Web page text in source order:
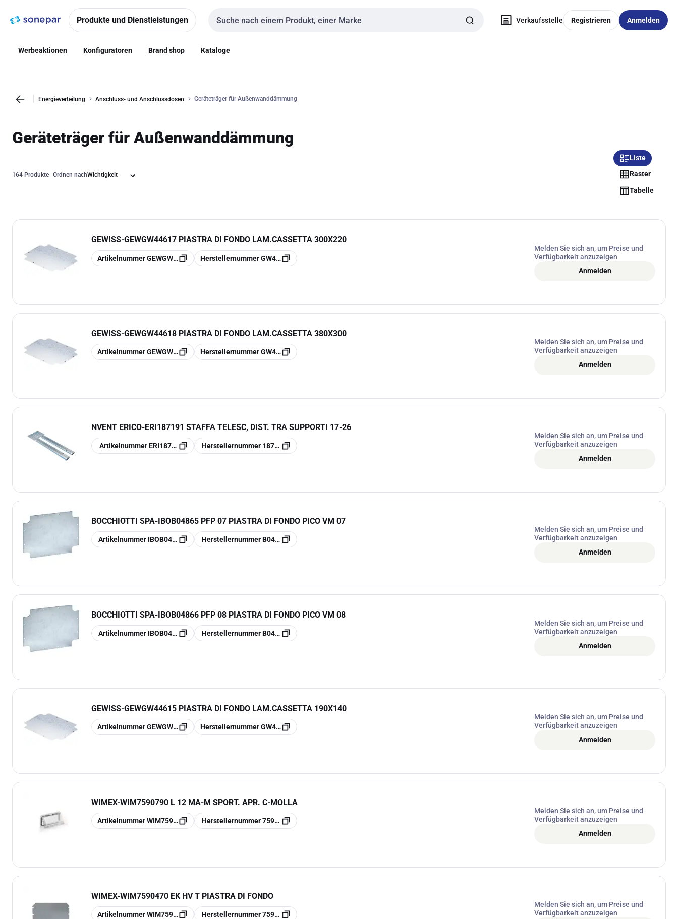
NavigationInhalt
Produkte und Dienstleistungen
Sucheingabe
Verkaufsstelle Registrieren Anmelden
Werbeaktionen Konfiguratoren Brand shop Kataloge
Energieverteilung Anschluss- und Anschlussdosen Geräteträger für Außenwanddämmung
Geräteträger für Außenwanddämmung
164 Produkte Ordnen nach
Liste
Raster
Tabelle
GEWISS-GEWGW44617 PIASTRA DI FONDO LAM.CASSETTA 300X220
Kopieren
ArtikelnummerGEWGW44617 Kopieren
HerstellernummerGW44617
Melden Sie sich an, um Preise und
Verfügbarkeit anzuzeigen
Anmelden
GEWISS-GEWGW44618 PIASTRA DI FONDO LAM.CASSETTA 380X300
Kopieren
ArtikelnummerGEWGW44618 Kopieren
HerstellernummerGW44618
Melden Sie sich an, um Preise und
Verfügbarkeit anzuzeigen
Anmelden
NVENT ERICO-ERI187191 STAFFA TELESC, DIST. TRA SUPPORTI 17-26
Kopieren
Artikelnummer ERI187191 Kopieren
Herstellernummer 187191
Melden Sie sich an, um Preise und
Verfügbarkeit anzuzeigen
Anmelden
BOCCHIOTTI SPA-IBOB04865 PFP 07 PIASTRA DI FONDO PICO VM 07
Kopieren
Artikelnummer IBOB04865 Kopieren
Herstellernummer B04865
Melden Sie sich an, um Preise und
Verfügbarkeit anzuzeigen
Anmelden
BOCCHIOTTI SPA-IBOB04866 PFP 08 PIASTRA DI FONDO PICO VM 08
Kopieren
Artikelnummer IBOB04866 Kopieren
Herstellernummer B04866
Melden Sie sich an, um Preise und
Verfügbarkeit anzuzeigen
Anmelden
GEWISS-GEWGW44615 PIASTRA DI FONDO LAM.CASSETTA 190X140
Kopieren
ArtikelnummerGEWGW44615 Kopieren
HerstellernummerGW44615
Melden Sie sich an, um Preise und
Verfügbarkeit anzuzeigen
Anmelden
WIMEX-WIM7590790 L 12 MA-M SPORT. APR. C-MOLLA
Kopieren
ArtikelnummerWIM7590790 Kopieren
Herstellernummer7590790
Melden Sie sich an, um Preise und
Verfügbarkeit anzuzeigen
Anmelden
WIMEX-WIM7590470 EK HV T PIASTRA DI FONDO
Kopieren
ArtikelnummerWIM7590470 Kopieren
Herstellernummer7590470
Melden Sie sich an, um Preise und
Verfügbarkeit anzuzeigen